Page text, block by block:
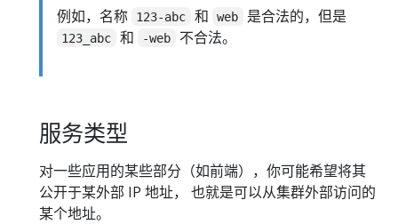
例如，名称
123-abc 和 web 是合法的，但是
123_abc 和 -web 不合法。
服务类型
对一些应用的某些部分（如前端），你可能希望将其
公开于某外部 IP 地址， 也就是可以从集群外部访问的
某个地址。